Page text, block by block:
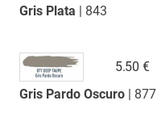
Gris Plata | 843
Gris Pardo Oscuro| 877
5.50 €